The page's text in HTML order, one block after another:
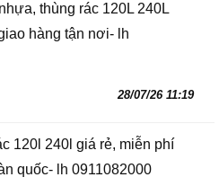
thùng rác 120L 240L
hàng tận nơi- lh
28/07/26 11:19
120l 240l giá rẻ, miễn phí
quốc- lh 0911082000